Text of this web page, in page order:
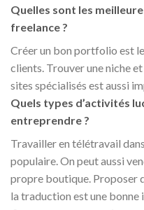
Quelles sont les
freelance ?
Créer un bon portfolio est
clients. Trouver une niche
sites spécialisés est aussi
Quels types d’activités
entreprendre ?
Travailler en télétravail
populaire. On peut aussi
propre boutique. Proposer
la traduction est une bonne